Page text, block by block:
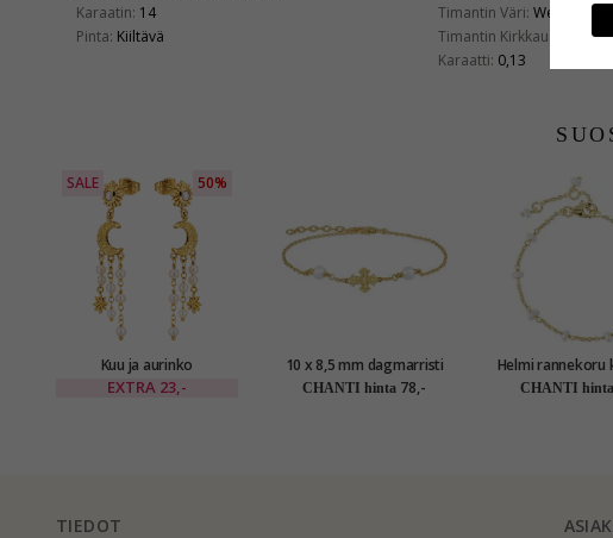
Karaatin: 14
Pinta: Kiiltävä
Timantin Väri: Wesselton
Timantin Kirkkaus:
Karaatti: 0,13
SALE 50%
Kuu ja aurinko
korvarenkaat kullattu
EXTRA 23,-
10 x 8,5 mm dagmarristi
helmi rannekoru kullattua
CHANTI hinta 78,-
Helmi rannekoru
hopeaa
CHANTI hinta
TIEDOT